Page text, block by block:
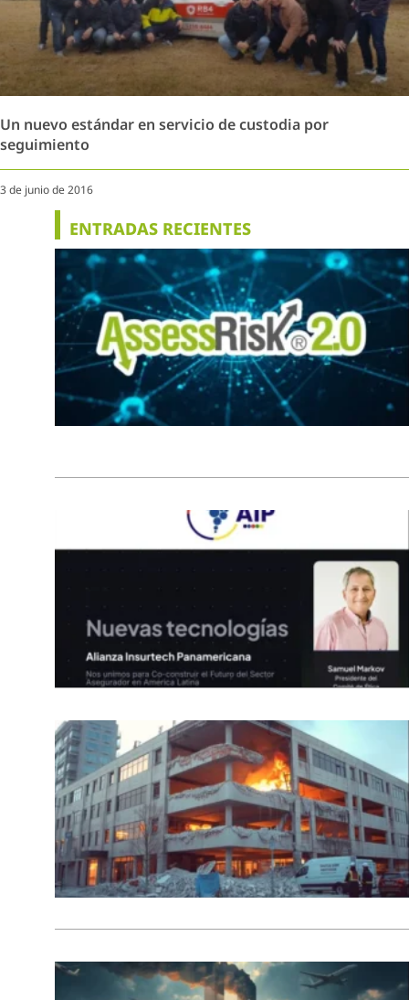
Un nuevo estándar en servicio de custodia por
seguimiento
3 de junio de 2016
ENTRADAS RECIENTES